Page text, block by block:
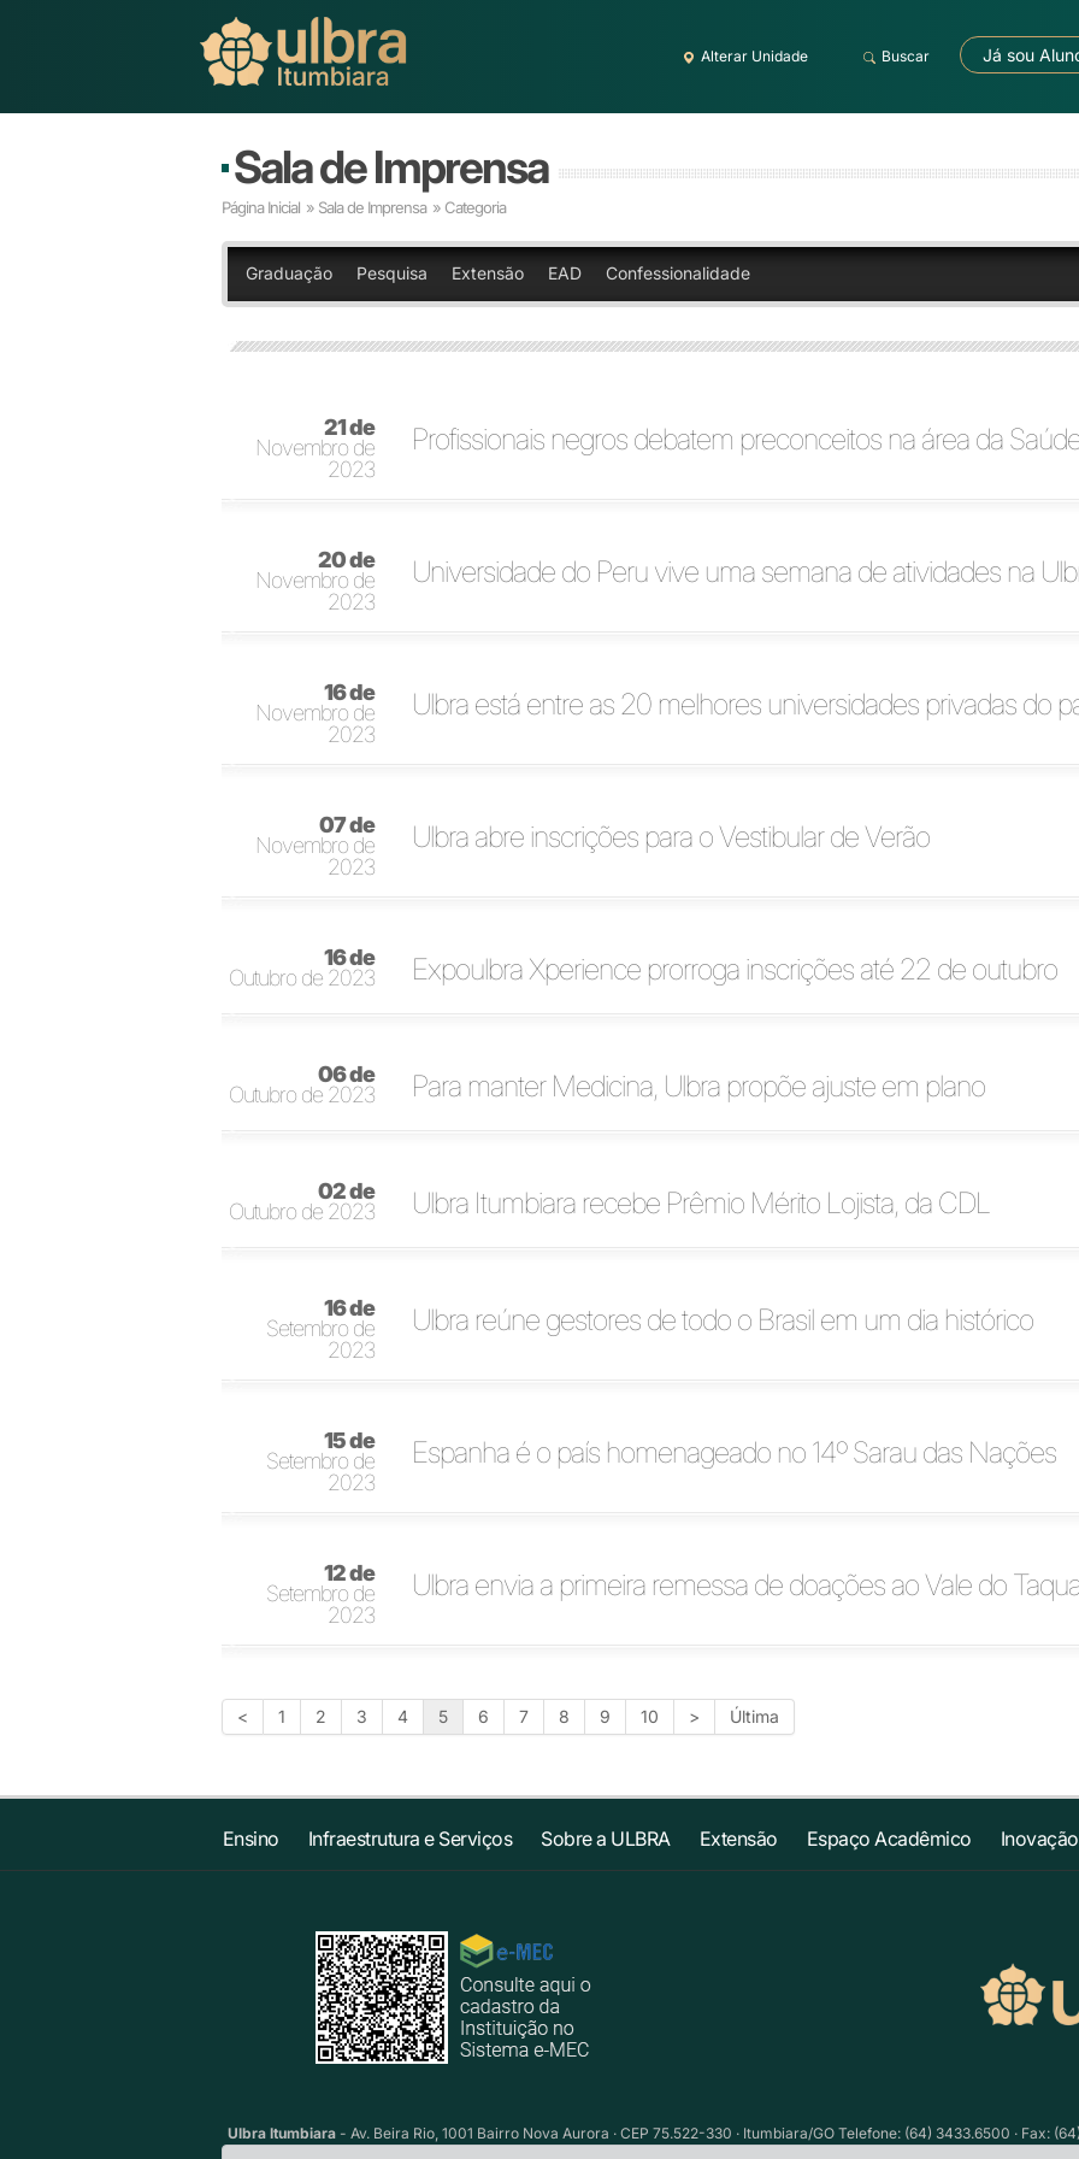
Alterar Unidade Buscar Já sou
Sala de Imprensa
Página Inicial » Sala de Imprensa » Categoria
Graduação Pesquisa Extensão EAD Confessionalidade
21 de
Novembro de
2023
Profissionais negros debatem preconceitos na área da
20 de
Novembro de
2023
Universidade do Peru vive uma semana de atividades na
16 de
Novembro de
2023
Ulbra está entre as 20 melhores universidades privadas do
07 de
Novembro de
2023
Ulbra abre inscrições para o Vestibular de Verão
16 de
Outubro de 2023
Expoulbra Xperience prorroga inscrições até 22 de outubro
06 de
Outubro de 2023
Para manter Medicina, Ulbra propõe ajuste em plano
02 de
Outubro de 2023
Ulbra Itumbiara recebe Prêmio Mérito Lojista, da CDL
16 de
Setembro de
2023
Ulbra reúne gestores de todo o Brasil em um dia histórico
15 de
Setembro de
2023
Espanha é o país homenageado no 14º Sarau das Nações
12 de
Setembro de
2023
Ulbra envia a primeira remessa de doações ao Vale do
< 1 2 3 4 5 6 7 8 9 10 > Última
Ensino Infraestrutura e Serviços Sobre a ULBRA Extensão Espaço Acadêmico Inovação
Ulbra Itumbiara - Av. Beira Rio, 1001 Bairro Nova Aurora · CEP 75.522-330 · Itumbiara/GO Telefone: (64) 3433.6500 · Fax: